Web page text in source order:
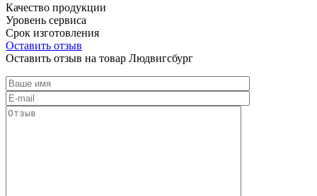
Качество продукции
Уровень сервиса
Срок изготовления
Оставить отзыв
Оставить отзыв на товар Людвигсбург